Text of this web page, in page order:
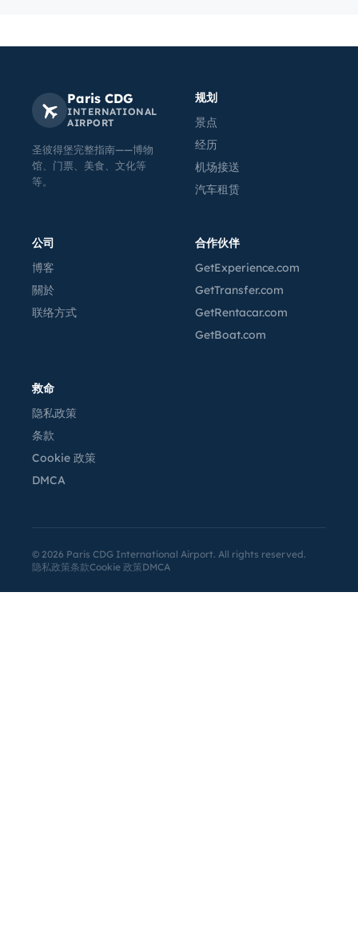
Paris CDG
INTERNATIONAL
AIRPORT
圣彼得堡完整指南——博物
馆、门票、美食、文化等
等。
规划
景点
经历
机场接送
汽车租赁
公司
博客
關於
联络方式
合作伙伴
GetExperience.com
GetTransfer.com
GetRentacar.com
GetBoat.com
救命
隐私政策
条款
Cookie 政策
DMCA
© 2026 Paris CDG International Airport. All rights reserved.
隐私政策条款Cookie 政策DMCA